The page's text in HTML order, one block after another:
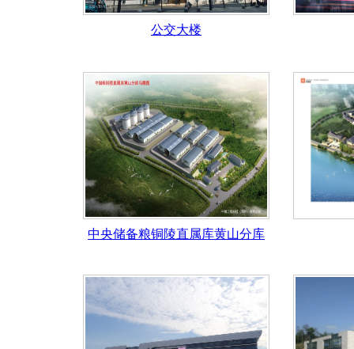
公交大楼
中央储备粮铜陵直属库黄山分库